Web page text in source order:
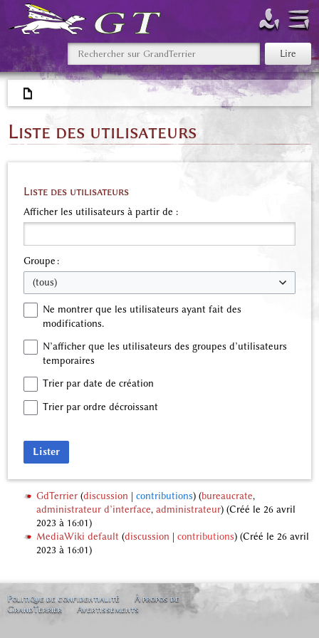
Liste des utilisateurs
Liste des utilisateurs
Afficher les utilisateurs à partir de :
Groupe :
(tous)
Ne montrer que les utilisateurs ayant fait des
modifications.
N’afficher que les utilisateurs des groupes d’utilisateurs
temporaires
Trier par date de création
Trier par ordre décroissant
Lister
GdTerrier discussion contributions ‏‎ (bureaucrate,
administrateur d’interface, administrateur) (Créé le 26 avril
2023 à 16:01)
MediaWiki default discussion contributions (Créé le 26 avril
2023 à 16:01)
Politique de confidentialité
À propos de
GrandTerrier
Avertissements